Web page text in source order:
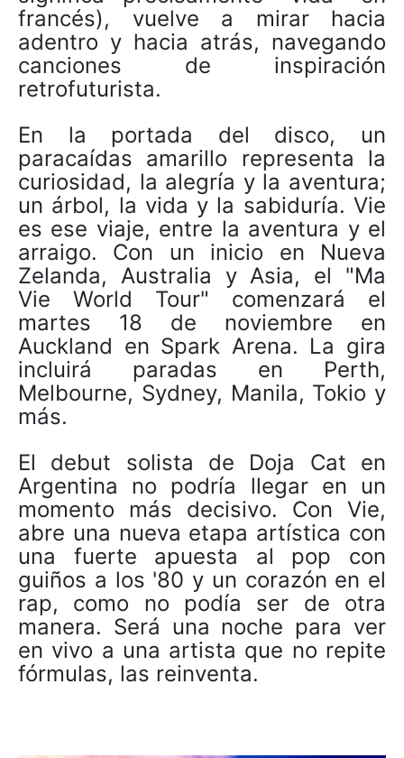
francés), vuelve a mirar hacia
adentro y hacia atrás, navegando
canciones de inspiración
retrofuturista.
En la portada del disco, un
paracaídas amarillo representa la
curiosidad, la alegría y la aventura;
un árbol, la vida y la sabiduría. Vie
es ese viaje, entre la aventura y el
arraigo. Con un inicio en Nueva
Zelanda, Australia y Asia, el "Ma
Vie World Tour" comenzará el
martes 18 de noviembre en
Auckland en Spark Arena. La gira
incluirá paradas en Perth,
Melbourne, Sydney, Manila, Tokio y
más.
El debut solista de Doja Cat en
Argentina no podría llegar en un
momento más decisivo. Con Vie,
abre una nueva etapa artística con
una fuerte apuesta al pop con
guiños a los '80 y un corazón en el
rap, como no podía ser de otra
manera. Será una noche para ver
en vivo a una artista que no repite
fórmulas, las reinventa.